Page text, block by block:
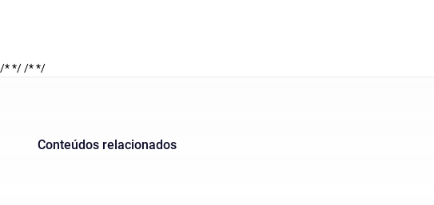
/* *//* */
Conteúdos relacionados